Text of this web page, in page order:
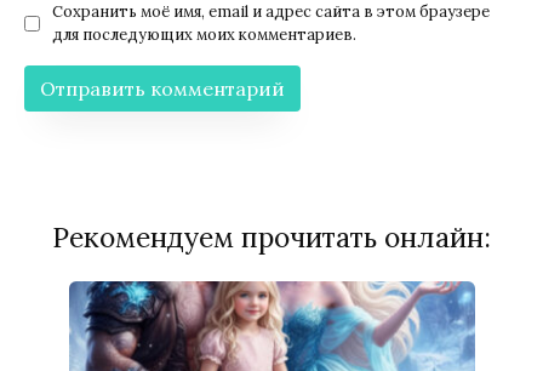
Сохранить моё имя, email и адрес сайта в этом браузере
для последующих моих комментариев.
Рекомендуем прочитать онлайн: